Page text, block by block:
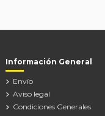
Información General
Envío
Aviso legal
Condiciones Generales